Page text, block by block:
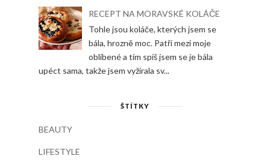
RECEPT NA MORAVSKÉ KOLÁČE
Tohle jsou koláče, kterých jsem se
bála, hrozně moc. Patří mezi moje
oblíbené a tím spíš jsem se je bála
upéct sama, takže jsem vyžírala sv...
ŠTÍTKY
BEAUTY
LIFESTYLE